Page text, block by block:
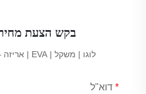
בקש הצעת מחיר
לוגו | משקל | EVA | אריזה — הכל ניתן להתאמה
דוא"ל